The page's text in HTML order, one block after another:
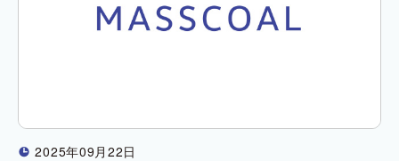
! 2025年09月22日